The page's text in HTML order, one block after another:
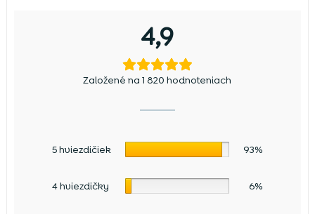
4,9
Založené na 1 820 hodnoteniach
5 hviezdičiek 93%
4 hviezdičky 6%